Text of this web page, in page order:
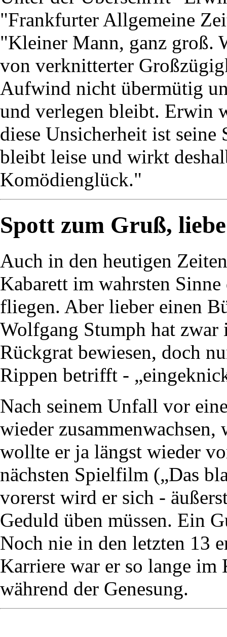
"Frankfurter Allgemeine
"Kleiner Mann, ganz groß.
von verknitterter
Aufwind nicht übermütig
und verlegen bleibt. Erwin
diese Unsicherheit ist
bleibt leise und wirkt
Komödienglück."
Spott zum Gruß,
Auch in den heutigen
Kabarett im wahrsten Sinne
fliegen. Aber lieber einen
Wolfgang Stumph hat zwar
Rückgrat bewiesen, doch
Rippen betrifft -
Nach seinem Unfall vor
wieder
wollte er ja längst wieder
nächsten Spielfilm („Das
vorerst wird er sich -
Geduld üben müssen. Ein
Noch nie in den letzten 13
Karriere war er so lange
während der Genesung.